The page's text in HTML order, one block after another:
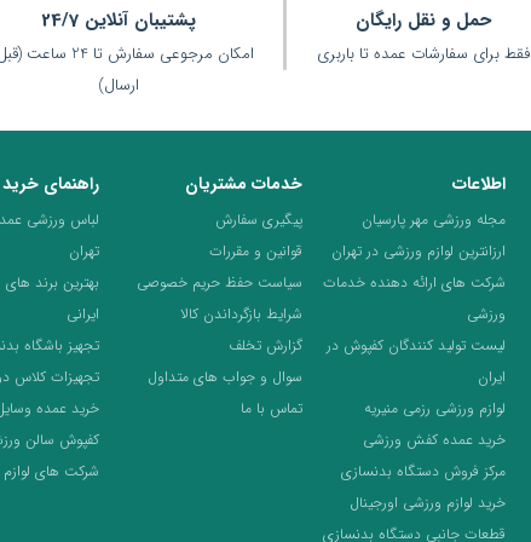
حمل و نقل رایگان
فقط برای سفارشات عمده تا باربری
پشتیبان آنلاین 24/7
امکان مرجوعی سفارش تا 24
ارسال)
اطلاعات
مجله ورزشی مهر پارسیان
ارزانترین لوازم ورزشی در تهران
شرکت های ارائه دهنده خدمات
ورزشی
لیست تولید کنندگان کفپوش در
ایران
لوازم ورزشی رزمی منیریه
خرید عمده کفش ورزشی
مرکز فروش دستگاه بدنسازی
خرید لوازم ورزشی اورجینال
قطعات جانبی دستگاه بدنسازی
خدمات مشتریان
پیگیری سفارش
قوانین و مقررات
سیاست حفظ حریم خصوصی
شرایط بازگرداندن کالا
گزارش تخلف
سوال و جواب های متداول
تماس با ما
راهنمای خرید
لباس ورزشی
تهران
بهترین برند
ایرانی
تجهیز باشگاه
تجهیزات کلاس
خرید عمده
کفپوش سالن
شرکت های